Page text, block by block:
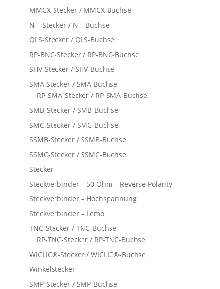
MMCX-Stecker / MMCX-Buchse
N – Stecker / N – Buchse
QLS-Stecker / QLS-Buchse
RP-BNC-Stecker / RP-BNC-Buchse
SHV-Stecker / SHV-Buchse
SMA Stecker / SMA Buchse
RP-SMA-Stecker / RP-SMA-Buchse
SMB-Stecker / SMB-Buchse
SMC-Stecker / SMC-Buchse
SSMB-Stecker / SSMB-Buchse
SSMC-Stecker / SSMC-Buchse
Stecker
Steckverbinder – 50 Ohm – Reverse Polarity
Steckverbinder – Hochspannung
Steckverbinder – Lemo
TNC-Stecker / TNC-Buchse
RP-TNC-Stecker / RP-TNC-Buchse
WICLIC®-Stecker / WICLIC®-Buchse
Winkelstecker
SMP-Stecker / SMP-Buchse